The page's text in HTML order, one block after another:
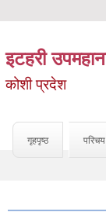
इटहरी
कोशी प्रदेश
गृहपृष्ठ परिचय